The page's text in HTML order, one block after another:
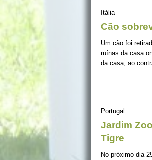
Itália
Cão
Um cão foi
ruínas da casa
da casa, ao
Portugal
Jardim
Tigre
No próximo dia